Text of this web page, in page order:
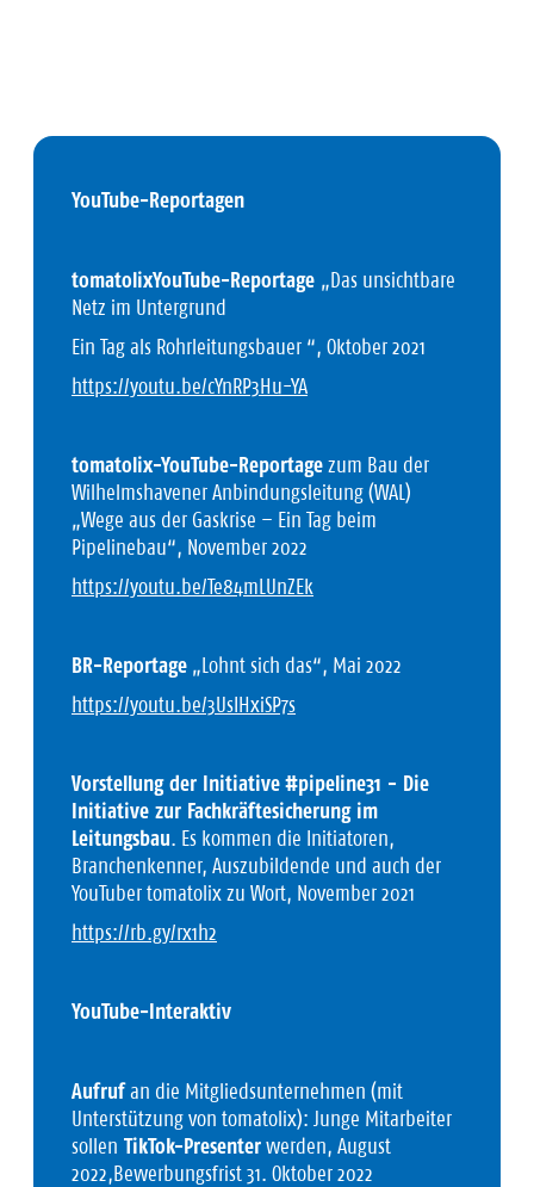
YouTube-Reportagen
tomatolixYouTube-Reportage „Das unsichtbare
Netz im Untergrund
Ein Tag als Rohrleitungsbauer “, Oktober 2021
https://youtu.be/cYnRP3Hu-YA
tomatolix-YouTube-Reportagezum Bau der
Wilhelmshavener Anbindungsleitung (WAL)
„Wege aus der Gaskrise – Ein Tag beim
Pipelinebau“, November 2022
https://youtu.be/Te84mLUnZEk
BR-Reportage „Lohnt sich das“, Mai 2022
https://youtu.be/3UsIHxiSP7s
Vorstellung der Initiative#pipeline31 - Die
Initiative zur Fachkräftesicherung im
Leitungsbau. Es kommen die Initiatoren,
Branchenkenner, Auszubildende und auch der
YouTuber tomatolix zu Wort, November 2021
https://rb.gy/rx1h2
YouTube-Interaktiv
Aufrufan die Mitgliedsunternehmen (mit
Unterstützung von tomatolix): Junge Mitarbeiter
sollen TikTok-Presenterwerden, August
2022,Bewerbungsfrist 31. Oktober 2022